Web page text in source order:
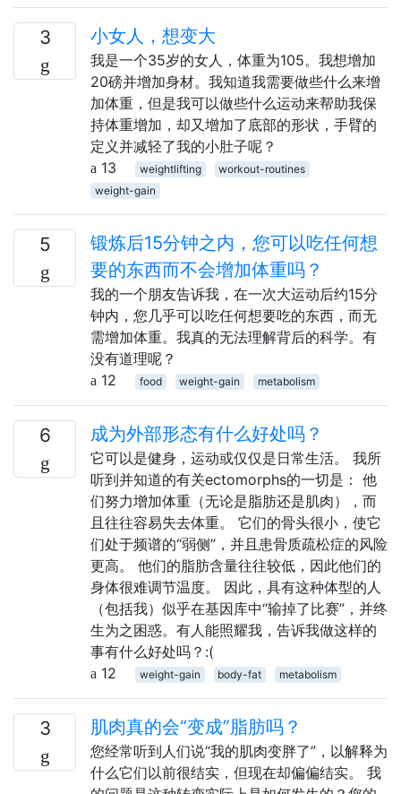
3 小女人，想变大
我是一个35岁的女人，体重为105。我想增加
20磅并增加身材。我知道我需要做些什么来增
加体重，但是我可以做些什么运动来帮助我保
持体重增加，却又增加了底部的形状，手臂的
定义并减轻了我的小肚子呢？
13
weightlifting
workout-routines
weight-gain
5
锻炼后15分钟之内，您可以吃任何想
要的东西而不会增加体重吗？
我的一个朋友告诉我，在一次大运动后约15分
钟内，您几乎可以吃任何想要吃的东西，而无
需增加体重。我真的无法理解背后的科学。有
没有道理呢？
12
food weight-gain metabolism
6 成为外部形态有什么好处吗？
它可以是健身，运动或仅仅是日常生活。 我所
听到并知道的有关ectomorphs的一切是： 他
们努力增加体重（无论是脂肪还是肌肉），而
且往往容易失去体重。 它们的骨头很小，使它
们处于频谱的“弱侧”，并且患骨质疏松症的风险
更高。 他们的脂肪含量往往较低，因此他们的
身体很难调节温度。 因此，具有这种体型的人
（包括我）似乎在基因库中“输掉了比赛”，并终
生为之困惑。有人能照耀我，告诉我做这样的
事有什么好处吗？:(
12
weight-gain body-fat metabolism
3 肌肉真的会“变成”脂肪吗？
您经常听到人们说“我的肌肉变胖了”，以解释为
什么它们以前很结实，但现在却偏偏结实。 我